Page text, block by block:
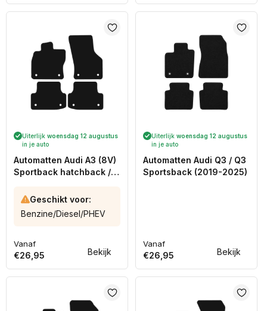
Bekijk
Uiterlijk woensdag 12 augustus
in je auto
Automatten Audi A3 (8V)
Sportback hatchback /
Allstreet hatchback / A3
hatchback (2025-2020)
Geschikt voor:
Benzine/Diesel/PHEV
Normale
prijs
Vanaf
€26,95 Bekijk
Uiterlijk woensdag 12 augustus
in je auto
Automatten Audi Q3 / Q3
Sportsback (2019-2025)
Normale
prijs
Vanaf
€26,95